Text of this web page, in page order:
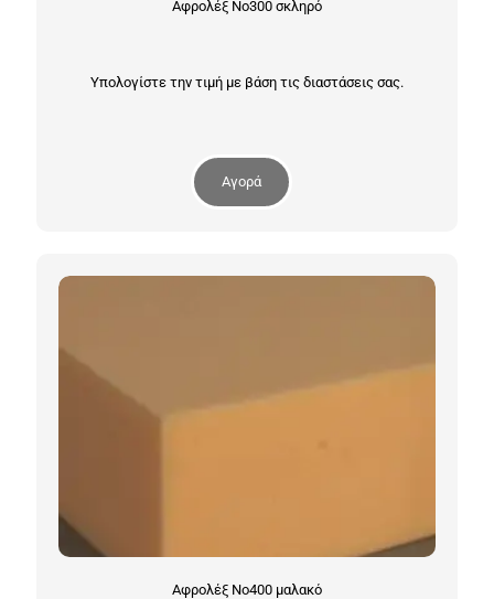
Αφρολέξ Νο300 σκληρό
Υπολογίστε την τιμή με βάση τις διαστάσεις σας.
Αγορά
Αφρολέξ Νο400 μαλακό